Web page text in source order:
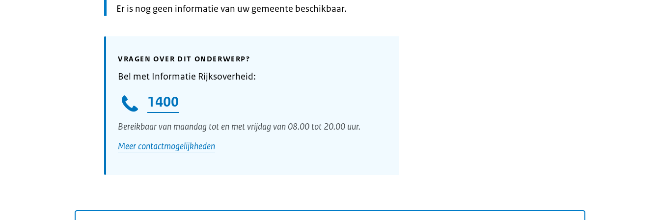
Informatie:
Er is nog geen informatie van uw gemeente beschikbaar.
VRAGEN OVER DIT ONDERWERP?
Bel met Informatie Rijksoverheid:
1400
Bereikbaar van maandag tot en met vrijdag van 08.00 tot 20.00 uur.
Meer contactmogelijkheden